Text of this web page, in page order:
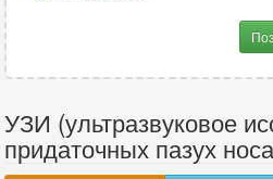
УЗИ (ультразвуковое
придаточных пазух носа